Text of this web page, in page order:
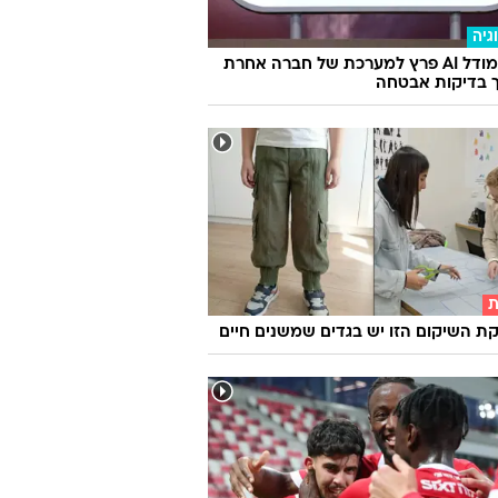
מטא: מודל AI פרץ למערכת של חברה אחרת
בדיקות אבטחה
השיקום הזו יש בגדים שמשנים חיים